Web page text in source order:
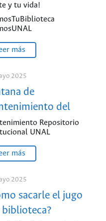
y tu vida!
más
2025
de
del
UNAL
Repositorio
UNAL
más
2025
sacarle el jugo
biblioteca?